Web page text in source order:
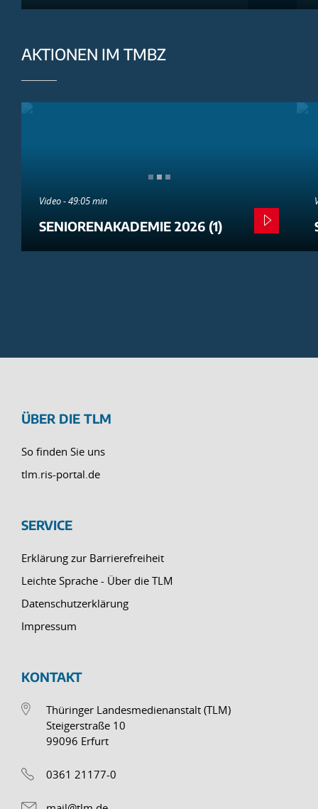
AKTIONEN IM TMBZ
Video - 49:05 min
SENIORENAKADEMIE 2026 (1)
ÜBER DIE TLM
So finden Sie uns
tlm.ris-portal.de
SERVICE
Erklärung zur Barrierefreiheit
Leichte Sprache - Über die TLM
Datenschutzerklärung
Impressum
KONTAKT
Thüringer Landesmedienanstalt (TLM)
Steigerstraße 10
99096 Erfurt
0361 21177-0